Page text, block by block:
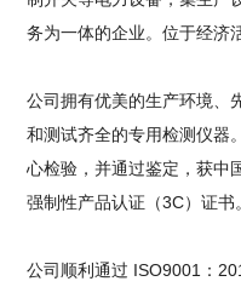
务为一体的企业。位于经济
公司拥有优美的生产环境、
和测试齐全的专用检测仪器
心检验，并通过鉴定，获中
强制性产品认证（3C）证书
公司顺利通过 ISO9001：